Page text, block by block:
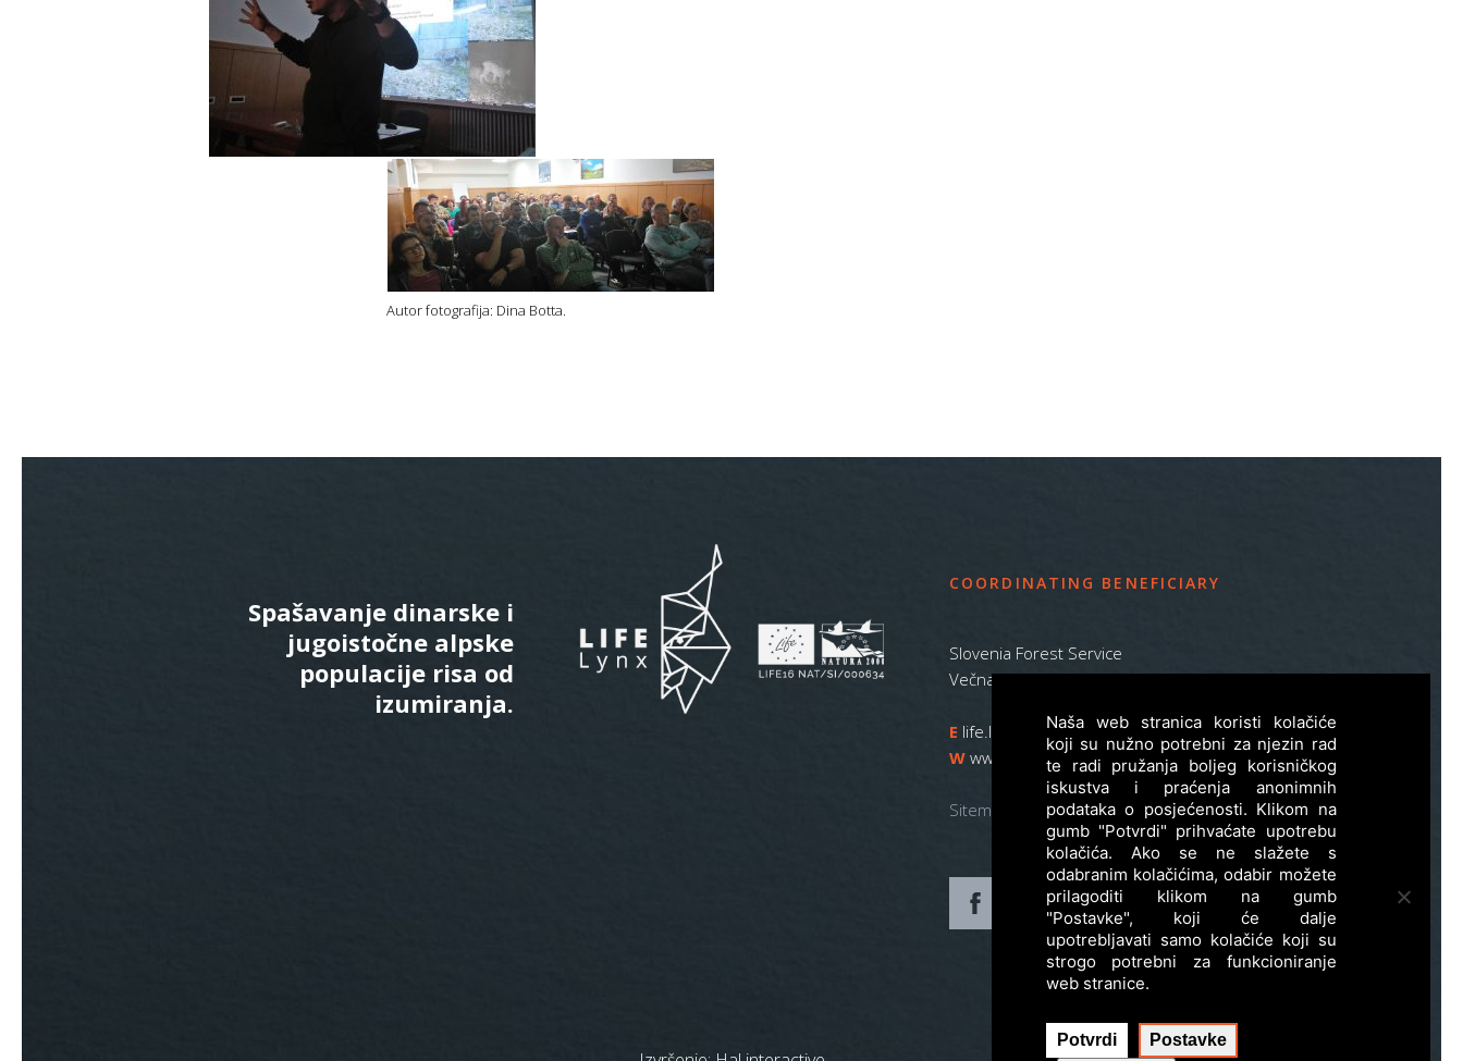
Autor fotografija: Dina Botta.
Spašavanje dinarske i
jugoistočne alpske
populacije risa od
izumiranja.
COORDINATING BENEFICIARY
Slovenia Forest Service
Večna pot 2, SI – 1000 Ljubljana
E life.lynx.eu@gmail.com
W www.zgs.si
Sitemap
Naša web stranica koristi kolačiće
koji su nužno potrebni za njezin rad
te radi pružanja boljeg korisničkog
iskustva i praćenja anonimnih
podataka o posjećenosti. Klikom na
gumb "Potvrdi" prihvaćate upotrebu
kolačića. Ako se ne slažete s
odabranim kolačićima, odabir možete
prilagoditi klikom na gumb
"Postavke", koji će dalje
upotrebljavati samo kolačiće koji su
strogo potrebni za funkcioniranje
web stranice.
Potvrdi Postavke